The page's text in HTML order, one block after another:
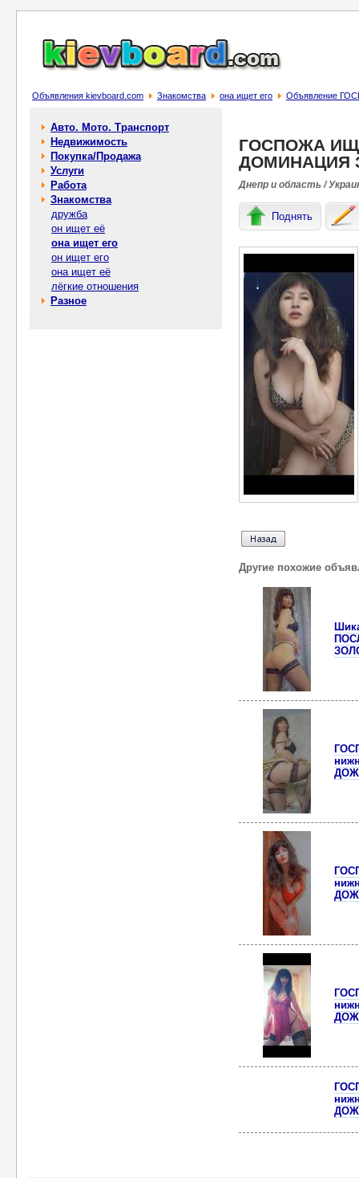
Объявления kievboard.com Знакомства она ищет его Объявление
Авто. Мото. Транспорт
Недвижимость
Покупка/Продажа
Услуги
Работа
Знакомства
дружба
он ищет её
она ищет его
он ищет его
она ищет её
лёгкие отношения
Разное
ГОСПОЖА
ДОМИНАЦИЯ
Днепр и область /
Поднять
Другие похожие